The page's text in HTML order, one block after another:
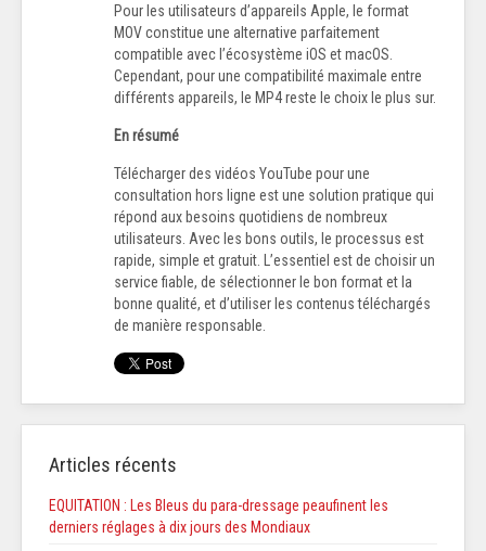
Pour les utilisateurs d’appareils Apple, le format
MOV constitue une alternative parfaitement
compatible avec l’écosystème iOS et macOS.
Cependant, pour une compatibilité maximale entre
différents appareils, le MP4 reste le choix le plus sur.
En résumé
Télécharger des vidéos YouTube pour une
consultation hors ligne est une solution pratique qui
répond aux besoins quotidiens de nombreux
utilisateurs. Avec les bons outils, le processus est
rapide, simple et gratuit. L’essentiel est de choisir un
service fiable, de sélectionner le bon format et la
bonne qualité, et d’utiliser les contenus téléchargés
de manière responsable.
Articles récents
EQUITATION : Les Bleus du para-dressage peaufinent les
derniers réglages à dix jours des Mondiaux